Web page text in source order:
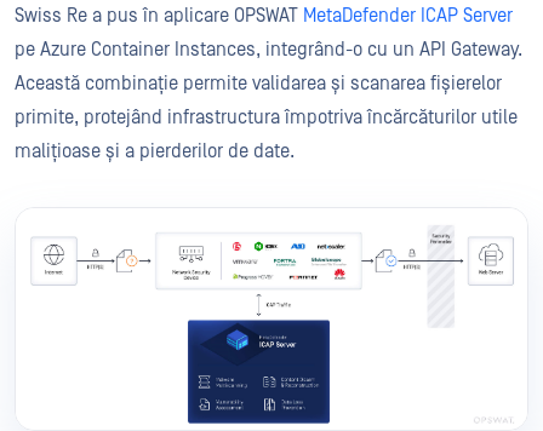
Swiss Re a pus în aplicare OPSWAT MetaDefender ICAP Server
pe Azure Container Instances, integrând-o cu un API Gateway.
Această combinație permite validarea și scanarea fișierelor
primite, protejând infrastructura împotriva încărcăturilor utile
malițioase și a pierderilor de date.